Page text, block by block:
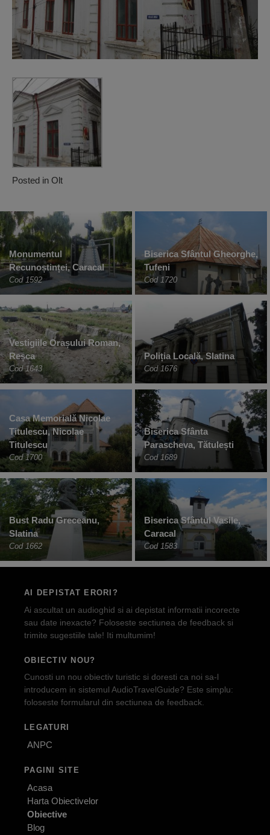
Posted in Olt
Monumentul
Recunoștinței, Caracal
Cod 1592
Biserica Sfântul Gheorghe,
Tufeni
Cod 1720
Vestigiile Orașului Roman,
Reșca
Cod 1643
Poliția Locală, Slatina
Cod 1676
Casa Memorială Nicolae
Titulescu, Nicolae
Titulescu
Cod 1700
Biserica Sfânta
Parascheva, Tătulești
Cod 1689
Bust Radu Greceanu,
Slatina
Cod 1662
Biserica Sfântul Vasile,
Caracal
Cod 1583
AI DEPISTAT ERORI?
Ai ascultat un audioghid si ai depistat informatii incorecte
sau date inexacte? Foloseste sectiunea de feedback si
trimite sugestiile tale! Iti multumim!
OBIECTIV NOU?
Cunosti un nou obiectiv turistic si doresti ca noi sa-l
introducem in sistemul AudioTravelGuide? Este simplu:
foloseste formularul din sectiunea de feedback.
LEGATURI
ANPC
PAGINI SITE
Acasa
Harta Obiectivelor
Obiective
Blog